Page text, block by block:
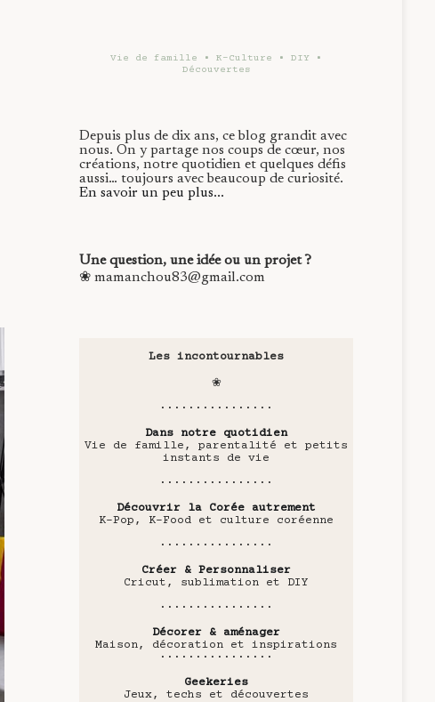
Vie de famille • K-Culture • DIY •
Découvertes
Depuis plus de dix ans, ce blog grandit avec
nous. On y partage nos coups de cœur, nos
créations, notre quotidien et quelques défis
aussi… toujours avec beaucoup de curiosité.
En savoir un peu plus...
Une question, une idée ou un projet ?
❀ mamanchou83@gmail.com
Les incontournables
❀
················
Dans notre quotidien
Vie de famille, parentalité et petits
instants de vie
················
Découvrir la Corée autrement
K-Pop, K-Food et culture coréenne
················
Créer & Personnaliser
Cricut, sublimation et DIY
················
Décorer & aménager
Maison, décoration et inspirations
················
Geekeries
Jeux, techs et découvertes